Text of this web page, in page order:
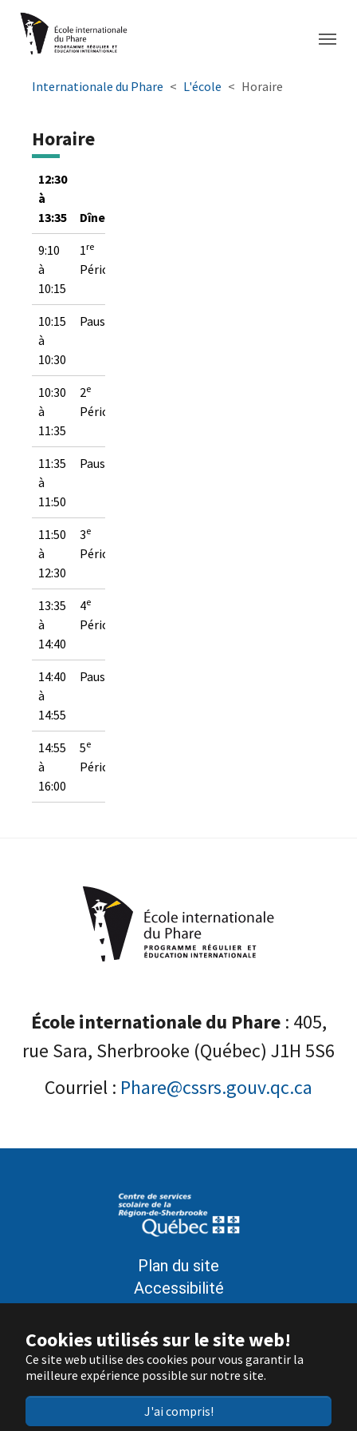
Cookies utilisés sur le site web!
Ce site web utilise des cookies pour vous garantir la
meilleure expérience possible sur notre site.
J'ai compris!
Aller à la navigation principale
Aller au contenu principal
Passer au pied de page
Internationale du Phare L'école Horaire
Horaire
12:30
à
13:35
Dîner
9:10
à
10:15
1re
Période
10:15
à
10:30
Pause
10:30
à
11:35
2e
Période
11:35
à
11:50
Pause
11:50
à
12:30
3e
Période
13:35
à
14:40
4e
Période
14:40
à
14:55
Pause
14:55
à
16:00
5e
Période
École internationale du Phare: 405,
rue Sara, Sherbrooke (Québec) J1H 5S6
Courriel : Phare@cssrs.gouv.qc.ca
Plan du site
Accessibilité
Conditions d’utilisation
Signaler un problème sur le site
Nous joindre
© Gouvernement du Québec, 2022